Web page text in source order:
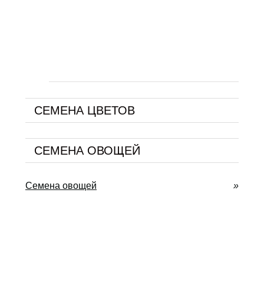
СЕМЕНА ЦВЕТОВ
СЕМЕНА ОВОЩЕЙ
Семена овощей »